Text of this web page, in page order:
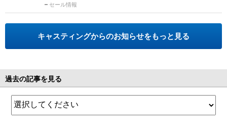
セール情報
キャスティングからのお知らせをもっと見る
過去の記事を見る